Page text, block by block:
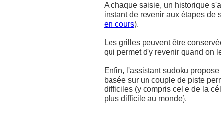
A chaque saisie, un historique
instant de revenir aux étapes de
en cours).
Les grilles peuvent être
qui permet d'y revenir quand on
Enfin, l'assistant sudoku
basée sur un couple de piste
difficiles (y compris celle de la
plus difficile au monde).